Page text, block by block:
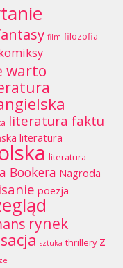
film filozofia
warto
literatura faktu
literatura
literatura
Bookera Nagroda
poezja
rynek
sztuka thrillery z